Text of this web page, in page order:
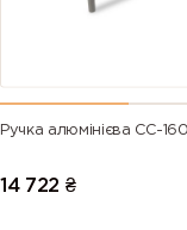
Ручка алюмінієва СС-
14 722 ₴